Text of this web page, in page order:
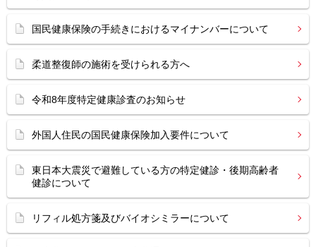
国民健康保険の手続きにおけるマイナンバーについて
柔道整復師の施術を受けられる方へ
令和8年度特定健康診査のお知らせ
外国人住民の国民健康保険加入要件について
東日本大震災で避難している方の特定健診・後期高齢者
健診について
リフィル処方箋及びバイオシミラーについて